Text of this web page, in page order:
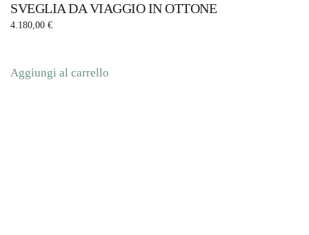
SVEGLIA DA VIAGGIO IN OTTONE
4.180,00 €
Aggiungi al carrello